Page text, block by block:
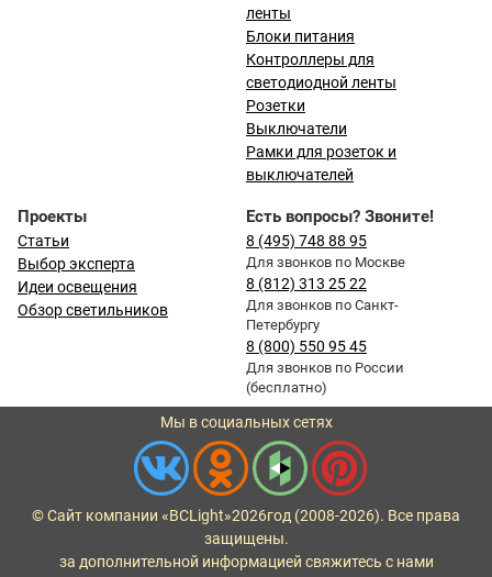
ленты
Блоки питания
Контроллеры для
светодиодной ленты
Розетки
Выключатели
Рамки для розеток и
выключателей
Проекты
Статьи
Выбор эксперта
Идеи освещения
Обзор светильников
Есть вопросы? Звоните!
8 (495) 748 88 95
Для звонков по Москве
8 (812) 313 25 22
Для звонков по Санкт-
Петербургу
8 (800) 550 95 45
Для звонков по России
(бесплатно)
Мы в социальных сетях
© Сайт компании «BCLight»2026год (2008-2026). Все права
защищены.
за дополнительной информацией свяжитесь с нами